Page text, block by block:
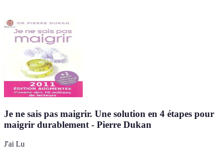
Je ne sais pas maigrir. Une solution en 4 étapes pour
maigrir durablement - Pierre Dukan
J'ai Lu